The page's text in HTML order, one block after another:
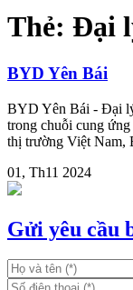
Thẻ: Đại
BYD Yên Bái
BYD Yên Bái - Đại
trong chuỗi cung
thị trường Việt Nam,
01, Th11 2024
Gửi yêu cầu